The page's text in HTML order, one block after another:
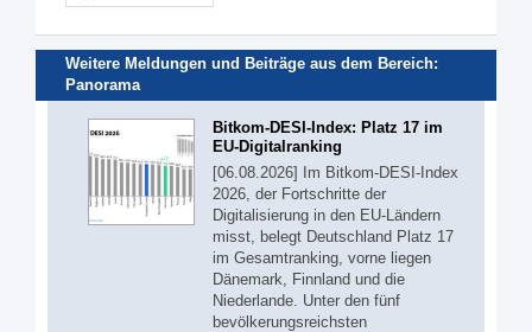
Weitere Meldungen und Beiträge aus dem Bereich:
Panorama
Bitkom-DESI-Index: Platz 17 im
EU-Digitalranking
[06.08.2026] Im Bitkom-DESI-Index
2026, der Fortschritte der
Digitalisierung in den EU-Ländern
misst, belegt Deutschland Platz 17
im Gesamtranking, vorne liegen
Dänemark, Finnland und die
Niederlande. Unter den fünf
bevölkerungsreichsten